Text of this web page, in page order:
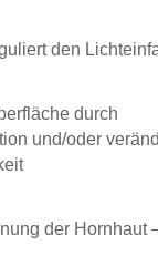
den
durch
und/oder
der Hornhaut